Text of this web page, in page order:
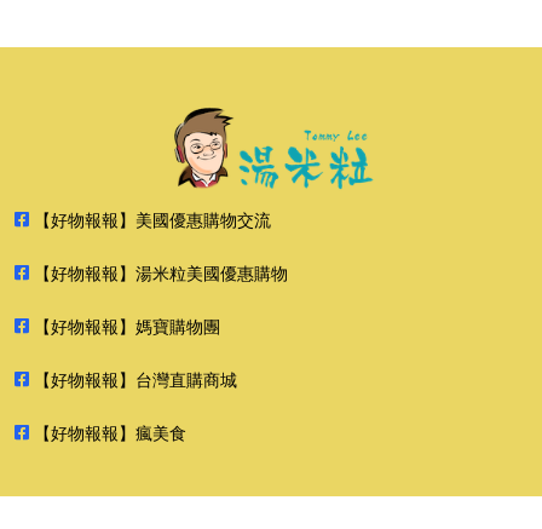
【好物報報】美國優惠購物交流
【好物報報】湯米粒美國優惠購物
【好物報報】媽寶購物團
【好物報報】台灣直購商城
【好物報報】瘋美食